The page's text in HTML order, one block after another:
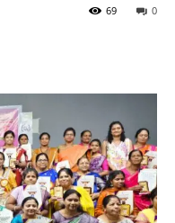
0
69